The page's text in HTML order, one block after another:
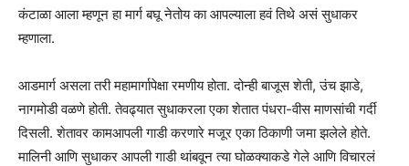
कंटाळा आला म्हणून हा मार्ग बघू नेतोय का आपल्याला हवं तिथे असं सुधाकर
म्हणाला.
आडमार्ग असला तरी महामार्गापेक्षा रमणीय होता. दोन्ही बाजूस शेती, उंच झाडे,
नागमोडी वळणे होती. तेवढ्यात सुधाकरला एका शेतात पंधरा-वीस माणसांची गर्दी
दिसली. शेतावर कामआपली गाडी करणारे मजूर एका ठिकाणी जमा झलेले होते.
मालिनी आणि सुधाकर आपली गाडी थांबवून त्या घोळक्याकडे गेले आणि विचारलं